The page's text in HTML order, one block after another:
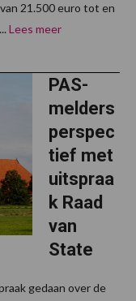
21.500 euro tot en
Lees meer
PAS-
melders
perspec
tief met
uitspraa
k Raad
van
State
gedaan over de